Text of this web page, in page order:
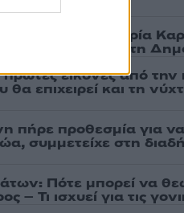
μένει η Μαρία
την «Ελπίδα για τη
εικόνες από την
επιχειρεί και τη
πήρε προθεσμία για
συμμετείχε στη
Πότε μπορεί να
– Τι ισχυεί για τις